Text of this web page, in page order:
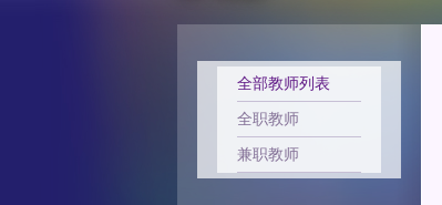
全部教师列表
全职教师
兼职教师